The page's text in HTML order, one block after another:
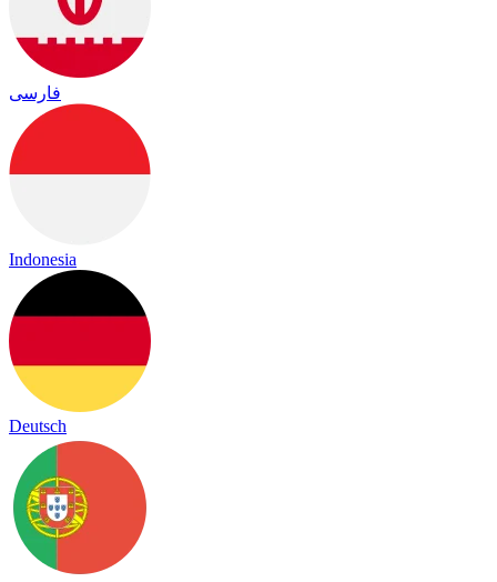
فارسی
Indonesia
Deutsch